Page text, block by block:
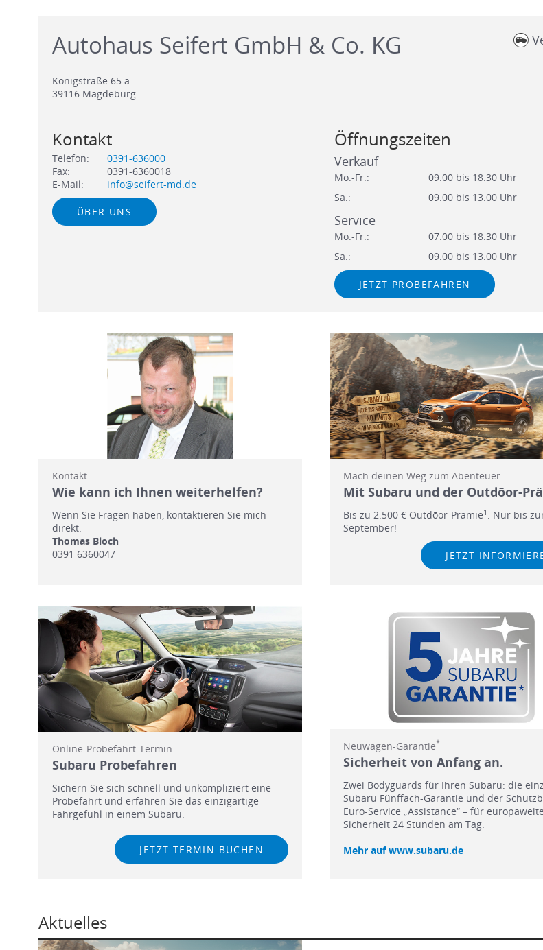
Autohaus Seifert GmbH & Co. KG
Königstraße 65 a
39116 Magdeburg
Kontakt
Telefon:
0391-636000
Fax:
0391-6360018
E-Mail:
info@seifert-md.de
ÜBER UNS
Öffnungszeiten
Verkauf
Mo.-Fr.:
09.00 bis 18.30 Uhr
Sa.:
09.00 bis 13.00 Uhr
Service
Mo.-Fr.:
07.00 bis 18.30 Uhr
Sa.:
09.00 bis 13.00 Uhr
JETZT PROBEFAHREN
Kontakt
Wie kann ich Ihnen weiterhelfen?
Wenn Sie Fragen haben, kontaktieren Sie mich
direkt:
Thomas Bloch
0391 6360047
Mach deinen Weg zum Abenteuer.
Mit Subaru und der Outdōor-
Bis zu 2.500 € Outdōor-Prämie1 . Nur bis
September!
JETZT
Online-Probefahrt-Termin
Subaru Probefahren
Sichern Sie sich schnell und unkompliziert eine
Probefahrt und erfahren Sie das einzigartige
Fahrgefühl in einem Subaru.
JETZT TERMIN BUCHEN
Neuwagen-Garantie*
Sicherheit von Anfang an.
Zwei Bodyguards für Ihren Subaru: die
Subaru Fünffach-Garantie und der
Euro-Service „Assistance“ – für europaweite
Sicherheit 24 Stunden am Tag.
Mehr auf www.subaru.de
Aktuelles